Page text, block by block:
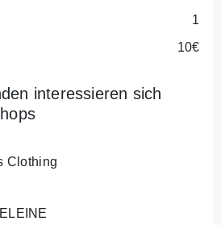
1
10€
interessieren sich
Clothing